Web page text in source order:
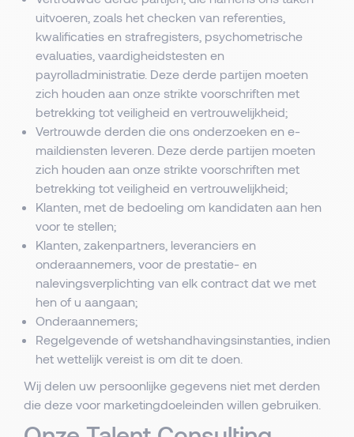
uitvoeren, zoals het checken van referenties,
kwalificaties en strafregisters, psychometrische
evaluaties, vaardigheidstesten en
payrolladministratie. Deze derde partijen moeten
zich houden aan onze strikte voorschriften met
betrekking tot veiligheid en vertrouwelijkheid;
Vertrouwde derden die ons onderzoeken en e-
maildiensten leveren. Deze derde partijen moeten
zich houden aan onze strikte voorschriften met
betrekking tot veiligheid en vertrouwelijkheid;
Klanten, met de bedoeling om kandidaten aan hen
voor te stellen;
Klanten, zakenpartners, leveranciers en
onderaannemers, voor de prestatie- en
nalevingsverplichting van elk contract dat we met
hen of u aangaan;
Onderaannemers;
Regelgevende of wetshandhavingsinstanties, indien
het wettelijk vereist is om dit te doen.
Wij delen uw persoonlijke gegevens niet met derden
die deze voor marketingdoeleinden willen gebruiken.